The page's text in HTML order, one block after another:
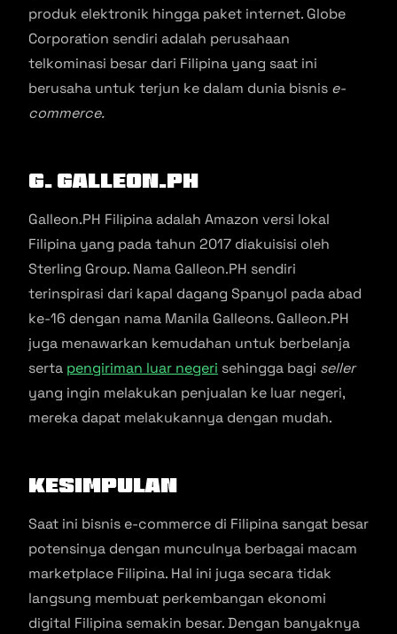
produk elektronik hingga paket internet. Globe
Corporation sendiri adalah perusahaan
telkominasi besar dari Filipina yang saat ini
berusaha untuk terjun ke dalam dunia bisnis e-
commerce.
G. Galleon.PH
Galleon.PH Filipina adalah Amazon versi lokal
Filipina yang pada tahun 2017 diakuisisi oleh
Sterling Group. Nama Galleon.PH sendiri
terinspirasi dari kapal dagang Spanyol pada abad
ke-16 dengan nama Manila Galleons. Galleon.PH
juga menawarkan kemudahan untuk berbelanja
serta pengiriman luar negeri sehingga bagi seller
yang ingin melakukan penjualan ke luar negeri,
mereka dapat melakukannya dengan mudah.
Kesimpulan
Saat ini bisnis e-commerce di Filipina sangat besar
potensinya dengan munculnya berbagai macam
marketplace Filipina. Hal ini juga secara tidak
langsung membuat perkembangan ekonomi
digital Filipina semakin besar. Dengan banyaknya